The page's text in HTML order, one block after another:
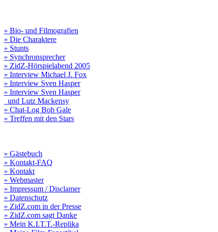
» Bio- und Filmografien
» Die Charaktere
» Stunts
» Synchronsprecher
» ZidZ-Hörspielabend 2005
» Interview Michael J. Fox
» Interview Sven Hasper
» Interview Sven Hasper
und Lutz Mackensy
» Chat-Log Bob Gale
» Treffen mit den Stars
» Gästebuch
» Kontakt-FAQ
» Kontakt
» Webmaster
» Impressum / Disclamer
» Datenschutz
» ZidZ.com in der Presse
» ZidZ.com sagt Danke
» Mein K.I.T.T.-Replika